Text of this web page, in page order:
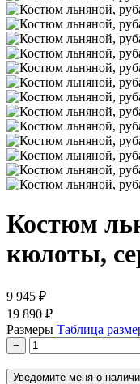
Костюм
кюлоты,
9 945 ₽
19 890 ₽
Размеры Таблица
−
Уведомите меня о